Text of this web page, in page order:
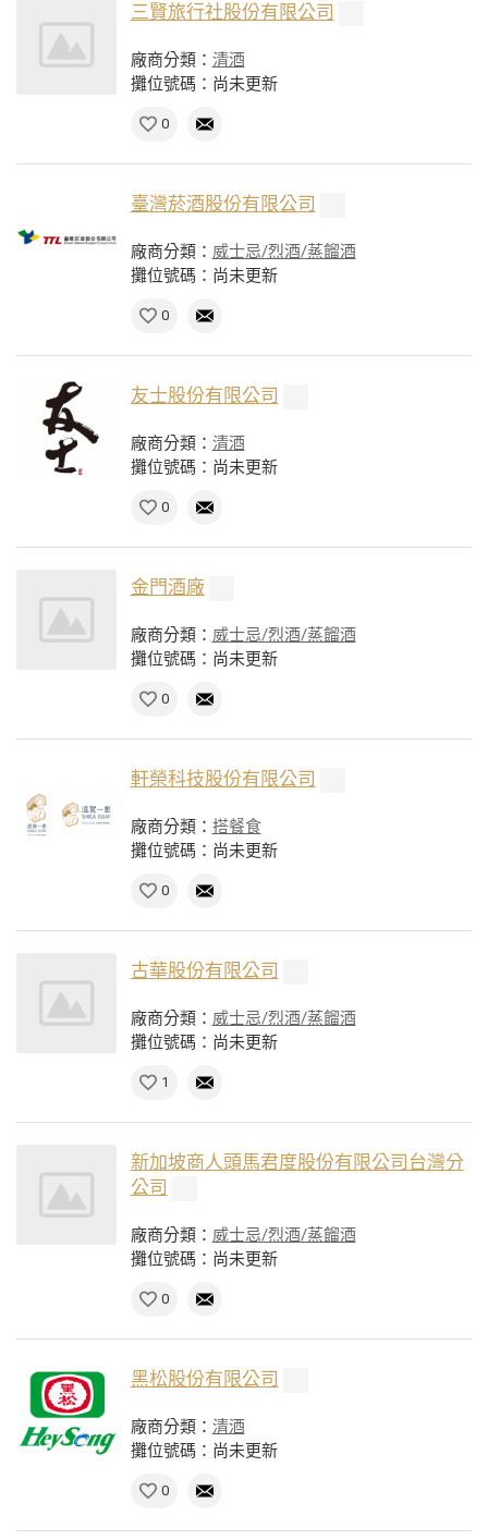
三賢旅行社股份有限公司
廠商分類： 清酒
攤位號碼：尚未更新
0
臺灣菸酒股份有限公司
廠商分類： 威士忌/烈酒/蒸餾酒
攤位號碼：尚未更新
0
友士股份有限公司
廠商分類： 清酒
攤位號碼：尚未更新
0
金門酒廠
廠商分類： 威士忌/烈酒/蒸餾酒
攤位號碼：尚未更新
0
軒榮科技股份有限公司
廠商分類： 搭餐食
攤位號碼：尚未更新
0
古華股份有限公司
廠商分類： 威士忌/烈酒/蒸餾酒
攤位號碼：尚未更新
1
新加坡商人頭馬君度股份有限公司台灣分
公司
廠商分類： 威士忌/烈酒/蒸餾酒
攤位號碼：尚未更新
0
黑松股份有限公司
廠商分類： 清酒
攤位號碼：尚未更新
0